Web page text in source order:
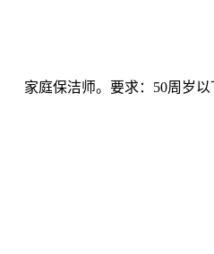
家庭保洁师。要求：50周岁